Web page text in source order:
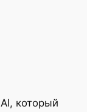
который